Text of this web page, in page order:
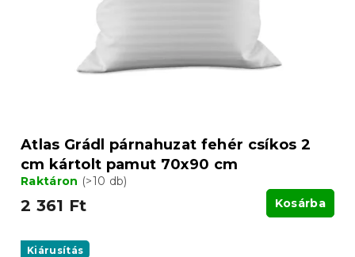
Atlas Grádl párnahuzat fehér csíkos 2
cm kártolt pamut 70x90 cm
Raktáron (>10 db)
2 361 Ft Kosárba
Kiárusítás